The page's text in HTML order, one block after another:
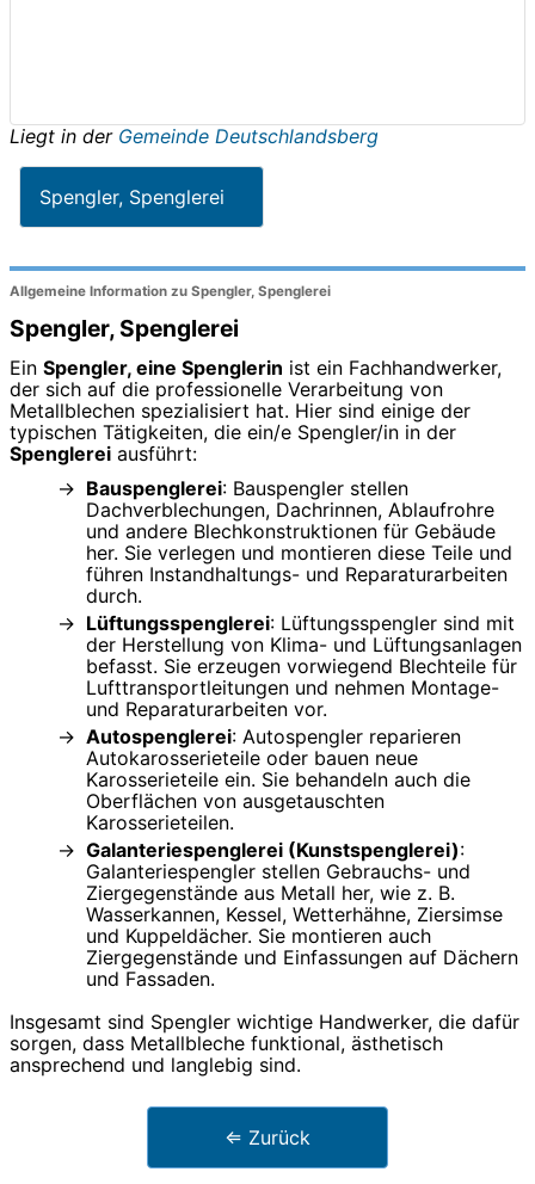
Liegt in der Gemeinde Deutschlandsberg
Spengler, Spenglerei
Allgemeine Information zu Spengler, Spenglerei
Spengler, Spenglerei
Ein Spengler, eine Spenglerin ist ein Fachhandwerker,
der sich auf die professionelle Verarbeitung von
Metallblechen spezialisiert hat. Hier sind einige der
typischen Tätigkeiten, die ein/e Spengler/in in der
Spenglerei ausführt:
Bauspenglerei: Bauspengler stellen
Dachverblechungen, Dachrinnen, Ablaufrohre
und andere Blechkonstruktionen für Gebäude
her. Sie verlegen und montieren diese Teile und
führen Instandhaltungs- und Reparaturarbeiten
durch.
Lüftungsspenglerei: Lüftungsspengler sind mit
der Herstellung von Klima- und Lüftungsanlagen
befasst. Sie erzeugen vorwiegend Blechteile für
Lufttransportleitungen und nehmen Montage-
und Reparaturarbeiten vor.
Autospenglerei: Autospengler reparieren
Autokarosserieteile oder bauen neue
Karosserieteile ein. Sie behandeln auch die
Oberflächen von ausgetauschten
Karosserieteilen.
Galanteriespenglerei (Kunstspenglerei):
Galanteriespengler stellen Gebrauchs- und
Ziergegenstände aus Metall her, wie z. B.
Wasserkannen, Kessel, Wetterhähne, Ziersimse
und Kuppeldächer. Sie montieren auch
Ziergegenstände und Einfassungen auf Dächern
und Fassaden.
Insgesamt sind Spengler wichtige Handwerker, die dafür
sorgen, dass Metallbleche funktional, ästhetisch
ansprechend und langlebig sind.
⇐ Zurück